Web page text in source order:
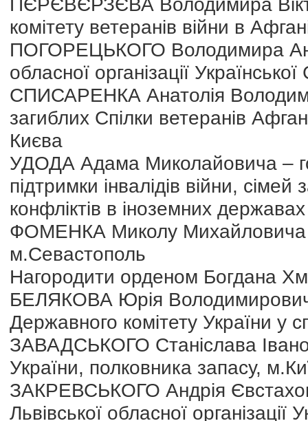
комітету ветеранів війни в
ПОГОРЕЦЬКОГО Володимира
обласної організації
СПИСАРЕНКА Анатолія
загиблих Спілки ветеранів
Києва
УДОДА Адама Миколайовича –
підтримки інвалідів війни,
конфліктів в іноземних державах
ФОМЕНКА Миколу Михайловича
м.Севастополь
Нагородити орденом Богдана
БЕЛЯКОВА Юрія Володимировича
Державного комітету України у
ЗАВАДСЬКОГО Станіслава
України, полковника запасу,
ЗАКРЕВСЬКОГО Андрія
Львівської обласної організації